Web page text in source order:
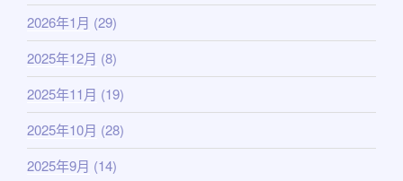
2026年1月 (29)
2025年12月 (8)
2025年11月 (19)
2025年10月 (28)
2025年9月 (14)